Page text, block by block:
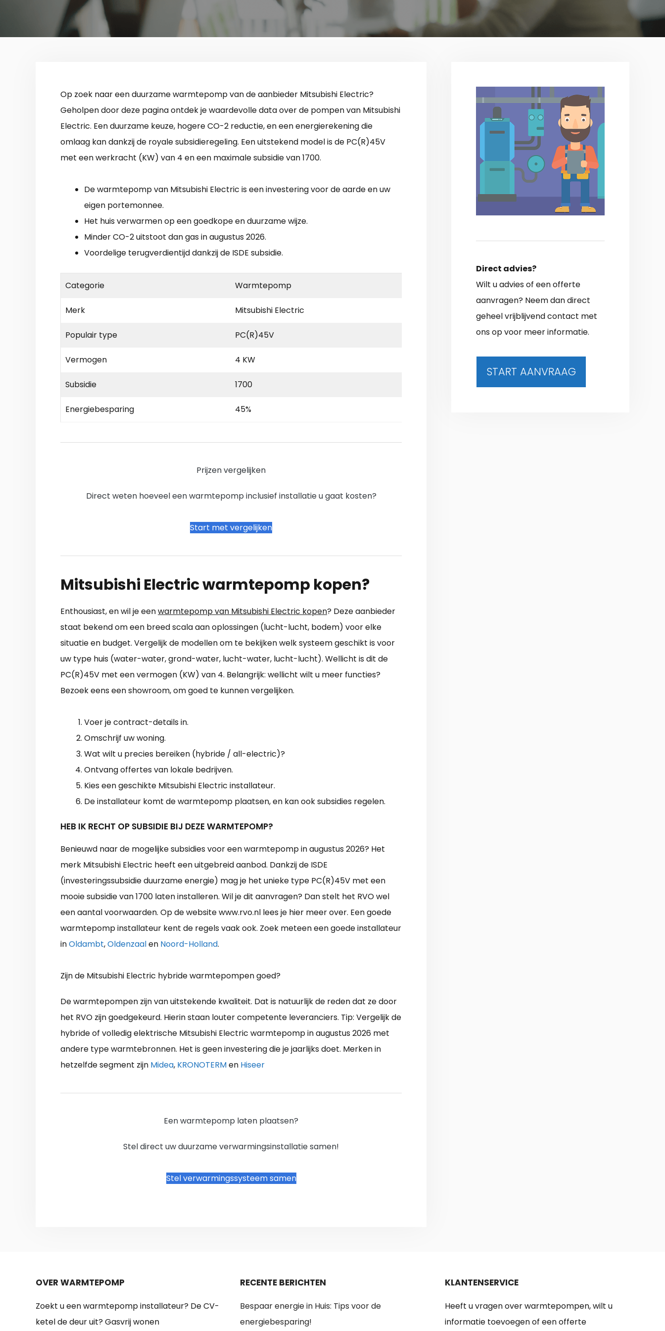
Op zoek naar een duurzame warmtepomp van de aanbieder Mitsubishi Electric?
Geholpen door deze pagina ontdek je waardevolle data over de pompen van Mitsubishi
Electric. Een duurzame keuze, hogere CO-2 reductie, en een energierekening die
omlaag kan dankzij de royale subsidieregeling. Een uitstekend model is de PC(R)45V
met een werkracht (KW) van 4 en een maximale subsidie van 1700.
De warmtepomp van Mitsubishi Electric is een investering voor de aarde en uw
eigen portemonnee.
Het huis verwarmen op een goedkope en duurzame wijze.
Minder CO-2 uitstoot dan gas in augustus 2026.
Voordelige terugverdientijd dankzij de ISDE subsidie.
Categorie Warmtepomp
Merk Mitsubishi Electric
Populair type PC(R)45V
Vermogen 4 KW
Subsidie 1700
Energiebesparing 45%
Prijzen vergelijken
Direct weten hoeveel een warmtepomp inclusief installatie u gaat kosten?
Start met vergelijken
Mitsubishi Electric warmtepomp kopen?
Enthousiast, en wil je eenwarmtepomp van Mitsubishi Electric kopen? Deze aanbieder
staat bekend om een breed scala aan oplossingen (lucht-lucht, bodem) voor elke
situatie en budget. Vergelijk de modellen om te bekijken welk systeem geschikt is voor
uw type huis (water-water, grond-water, lucht-water, lucht-lucht). Wellicht is dit de
PC(R)45V met een vermogen (KW) van 4. Belangrijk: wellicht wilt u meer functies?
Bezoek eens een showroom, om goed te kunnen vergelijken.
Voer je contract-details in.
Omschrijf uw woning.
Wat wilt u precies bereiken (hybride / all-electric)?
Ontvang offertes van lokale bedrijven.
Kies een geschikte Mitsubishi Electric installateur.
De installateur komt de warmtepomp plaatsen, en kan ook subsidies regelen.
HEB IK RECHT OP SUBSIDIE BIJ DEZE WARMTEPOMP?
Benieuwd naar de mogelijke subsidies voor een warmtepomp in augustus 2026? Het
merk Mitsubishi Electric heeft een uitgebreid aanbod. Dankzij de ISDE
(investeringssubsidie duurzame energie) mag je het unieke type PC(R)45V met een
mooie subsidie van 1700 laten installeren. Wil je dit aanvragen? Dan stelt het RVO wel
een aantal voorwaarden. Op de website www.rvo.nl lees je hier meer over. Een goede
warmtepomp installateur kent de regels vaak ook. Zoek meteen een goede installateur
inOldambt,Oldenzaalen Noord-Holland.
Zijn de Mitsubishi Electric hybride warmtepompen goed?
De warmtepompen zijn van uitstekende kwaliteit. Dat is natuurlijk de reden dat ze door
het RVO zijn goedgekeurd. Hierin staan louter competente leveranciers. Tip: Vergelijk de
hybride of volledig elektrische Mitsubishi Electric warmtepomp in augustus 2026 met
andere type warmtebronnen. Het is geen investering die je jaarlijks doet. Merken in
hetzelfde segment zijn Midea, KRONOTERMen Hiseer
Een warmtepomp laten plaatsen?
Stel direct uw duurzame verwarmingsinstallatie samen!
Stel verwarmingssysteem samen
Direct advies?
Wilt u advies of een offerte
aanvragen? Neem dan direct
geheel vrijblijvend contact met
ons op voor meer informatie.
START AANVRAAG
OVER WARMTEPOMP
Zoekt u een warmtepomp installateur? De CV-
ketel de deur uit? Gasvrij wonen
RECENTE BERICHTEN
Bespaar energie in Huis: Tips voor de
energiebesparing!
KLANTENSERVICE
Heeft u vragen over warmtepompen, wilt u
informatie toevoegen of een offerte